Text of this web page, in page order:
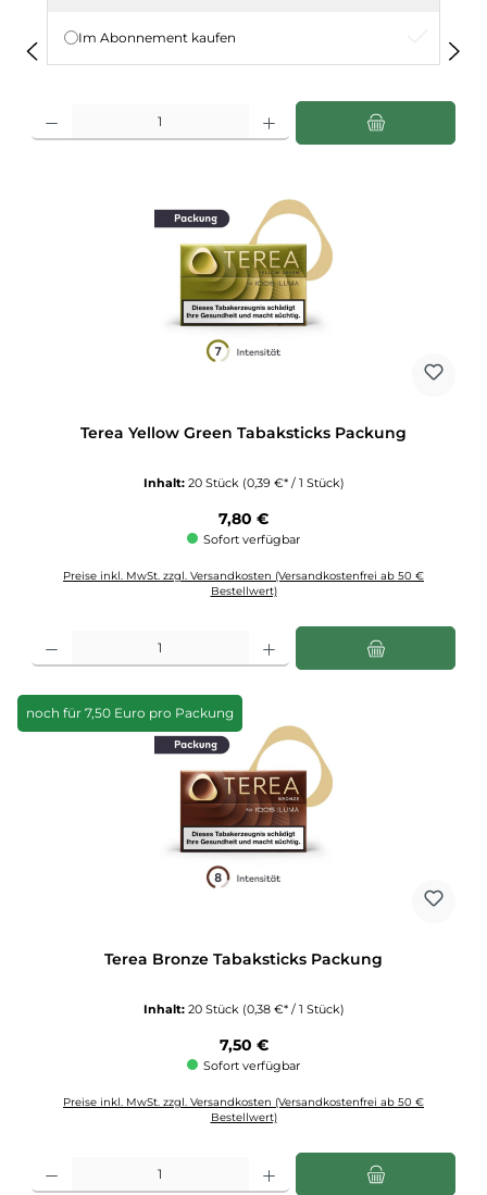
Im Abonnement kaufen
Terea Yellow Green Tabaksticks Packung
Inhalt: 20 Stück (0,39 €* / 1 Stück)
Regulärer Preis:
7,80 €
Sofort verfügbar
Preise inkl. MwSt. zzgl. Versandkosten (Versandkostenfrei ab 50 €
Bestellwert)
noch für 7,50 Euro pro Packung
Terea Bronze Tabaksticks Packung
Inhalt: 20 Stück (0,38 €* / 1 Stück)
Regulärer Preis:
7,50 €
Sofort verfügbar
Preise inkl. MwSt. zzgl. Versandkosten (Versandkostenfrei ab 50 €
Bestellwert)
Produkt Anzahl: Gib den gewünschten Wert ein oder benutze die Schaltflächen